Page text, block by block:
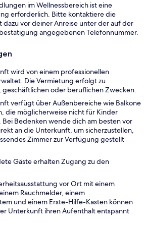
im Wellnessbereich ist eine
erforderlich. Bitte kontaktiere die
dazu vor deiner Anreise unter der auf der
angegebenen Telefonnummer.
wird von einem professionellen
Die Vermietung erfolgt zu
oder beruflichen Zwecken.
verfügt über Außenbereiche wie Balkone
die möglicherweise nicht für Kinder
Bedenken wende dich am besten vor
an die Unterkunft, um sicherzustellen,
Zimmer zur Verfügung gestellt
Gäste erhalten Zugang zu den
vor Ort mit einem
Rauchmelder, einem
und einem Erste-Hilfe-Kasten können
Unterkunft ihren Aufenthalt entspannt